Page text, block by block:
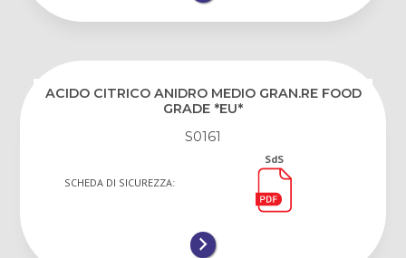
ACIDO CITRICO ANIDRO MEDIO GRAN.RE FOOD
GRADE *EU*
S0161
SCHEDA DI SICUREZZA:
SdS